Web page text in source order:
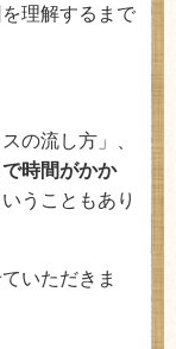
理解するまで
の流し方」、
時間がかか
いうこともあり
いただきま